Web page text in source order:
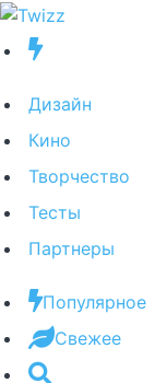
Дизайн
Кино
Творчество
Тесты
Партнеры
Популярное
Свежее